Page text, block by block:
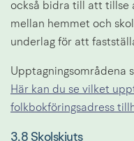
också bidra till att tillse
mellan hemmet och
underlag för att
Upptagningsområdena
Här kan du se vilket
folkbokföringsadress
3.8 Skolskjuts